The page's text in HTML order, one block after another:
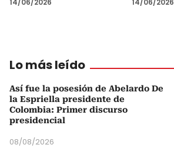
Lo más leído
Así fue la posesión de Abelardo De
la Espriella presidente de
Colombia: Primer discurso
presidencial
08/08/2026